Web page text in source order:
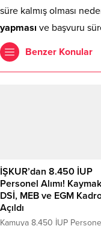
süre kalmış olması
yapması ve başvuru
Benzer Konular
İŞKUR’dan 8.450 İUP
Personel Alımı!
DSİ, MEB ve EGM
Açıldı
Kamuya 8.450 İUP Personel